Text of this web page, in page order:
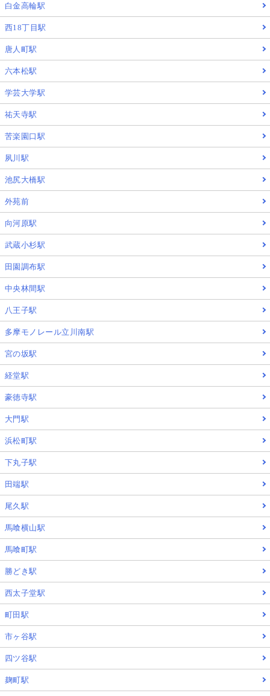
白金高輪駅
西18丁目駅
唐人町駅
六本松駅
学芸大学駅
祐天寺駅
苦楽園口駅
夙川駅
池尻大橋駅
外苑前
向河原駅
武蔵小杉駅
田園調布駅
中央林間駅
八王子駅
多摩モノレール立川南駅
宮の坂駅
経堂駅
豪徳寺駅
大門駅
浜松町駅
下丸子駅
田端駅
尾久駅
馬喰横山駅
馬喰町駅
勝どき駅
西太子堂駅
町田駅
市ヶ谷駅
四ツ谷駅
麹町駅